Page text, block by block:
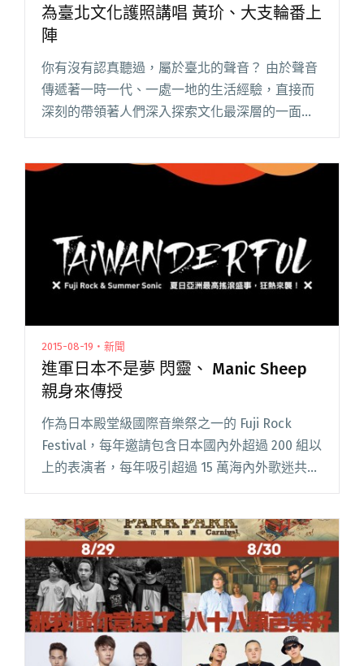
為臺北文化護照講唱 黃玠、大支輪番上
陣
你有沒有認真聽過，屬於臺北的聲音？ 由於聲音
傳遞著一時一代、一處一地的生活經驗，直接而
深刻的帶領著人們深入探索文化最深層的一面。
風景探索、臺北聲音嘉年華閱讀全文 "為臺北文
2015-08-19・新聞
進軍日本不是夢 閃靈、 Manic Sheep
親身來傳授
作為日本殿堂級國際音樂祭之一的 Fuji Rock
Festival，每年邀請包含日本國內外超過 200 組以
上的表演者，每年吸引超過 15 萬海內外歌迷共襄
盛舉，是眾多樂迷每年暑期朝聖的重點，能夠站
本不是夢 閃靈、 Manic Sheep 親身來傳授"